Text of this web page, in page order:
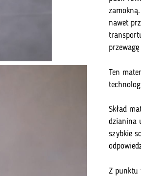
nawet
Ten
Skład
dzianina
szybkie
Z punktu